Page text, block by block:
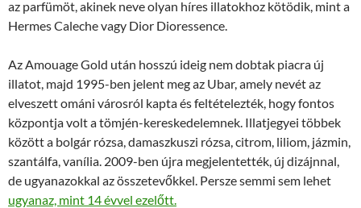
az parfümöt, akinek neve olyan híres illatokhoz kötödik, mint a
Hermes Caleche vagy Dior Dioressence.
Az Amouage Gold után hosszú ideig nem dobtak piacra új
illatot, majd 1995-ben jelent meg az Ubar, amely nevét az
elveszett ománi városról kapta és feltételezték, hogy fontos
központja volt a tömjén-kereskedelemnek. Illatjegyei többek
között a bolgár rózsa, damaszkuszi rózsa, citrom, liliom, jázmin,
szantálfa, vanília. 2009-ben újra megjelentették, új dizájnnal,
de ugyanazokkal az összetevőkkel. Persze semmi sem lehet
ugyanaz, mint 14 évvel ezelőtt.